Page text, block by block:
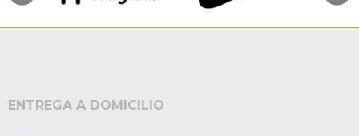
ENTREGA A DOMICILIO